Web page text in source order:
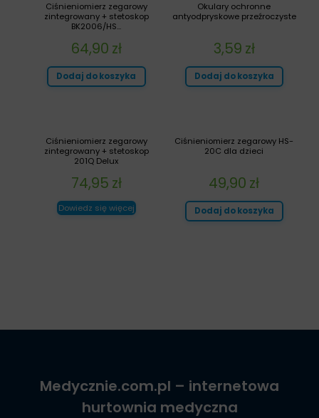
Okulary ochronne
antyodpryskowe przeźroczyste
3,59 zł
Dodaj do koszyka
Ciśnieniomierz zegarowy
zintegrowany + stetoskop
BK2006/HS...
64,90 zł
Dodaj do koszyka
Ciśnieniomierz zegarowy HS-
20C dla dzieci
49,90 zł
Dodaj do koszyka
Ciśnieniomierz zegarowy
zintegrowany + stetoskop
201Q Delux
74,95 zł
Dowiedz się więcej
Medycznie.com.pl – internetowa
hurtownia medyczna